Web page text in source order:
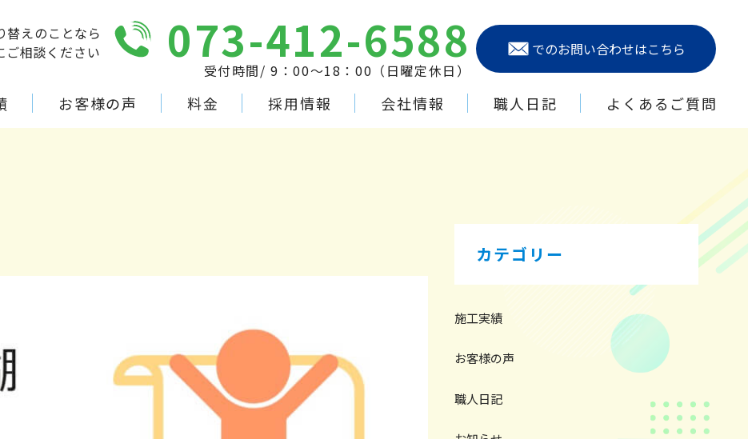
お客様の声 料金 採用情報 会社情報 職人日記 よくあるご質問
替えのことなら
ご相談ください
073-412-6588
受付時間/ 9：00～18：00（日曜定休日）
でのお問い合わせはこちら
カテゴリー
施工実績
お客様の声
職人日記